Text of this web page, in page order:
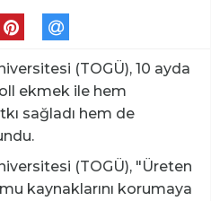
(TOGÜ), 10 ayda
ekmek ile hem
sağladı hem de
(TOGÜ), "Üreten
kaynaklarını korumaya